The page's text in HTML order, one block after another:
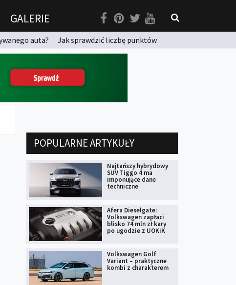
GALERIE
auta?
Jak sprawdzić liczbę punktów
POPULARNE ARTYKUŁY
Najtańszy hybrydowy
SUV Tiggo 4 ma
imponujące dane
techniczne
Afera Dieselgate:
Volkswagen zapłaci
blisko 74 mln zł kary
po ugodzie z UOKiK
Volkswagen Golf
Variant – praktyczne
kombi z charakterem